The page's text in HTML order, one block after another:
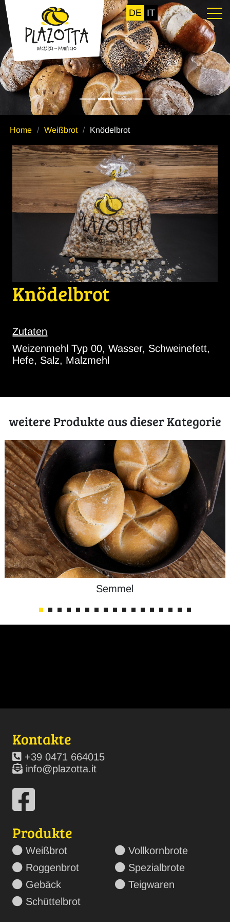
DE IT
Home Weißbrot Knödelbrot
Knödelbrot
Zutaten
Weizenmehl Typ 00, Wasser, Schweinefett,
Hefe, Salz, Malzmehl
weitere Produkte aus dieser Kategorie
Semmel
Kontakte
+39 0471 664015
info@plazotta.it
Produkte
Weißbrot
Roggenbrot
Vollkornbrote
Spezialbrote
Gebäck
Schüttelbrot
Teigwaren